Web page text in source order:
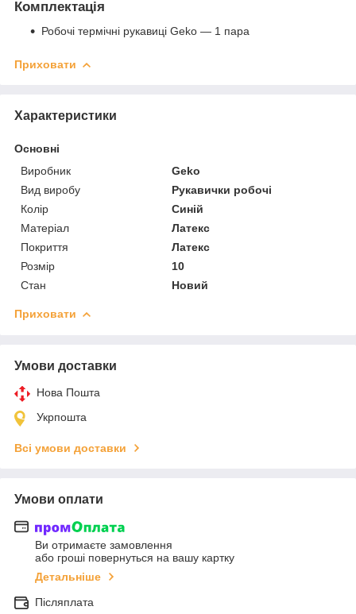
Комплектація
Робочі термічні рукавиці Geko — 1 пара
Приховати
Характеристики
Основні
Виробник
Geko
Вид виробу
Рукавички робочі
Колір
Синій
Матеріал
Латекс
Покриття
Латекс
Розмір
10
Стан
Новий
Приховати
Умови доставки
Нова Пошта
Укрпошта
Всі умови доставки
Умови оплати
Ви отримаєте замовлення
або гроші повернуться на вашу картку
Детальніше
Післяплата